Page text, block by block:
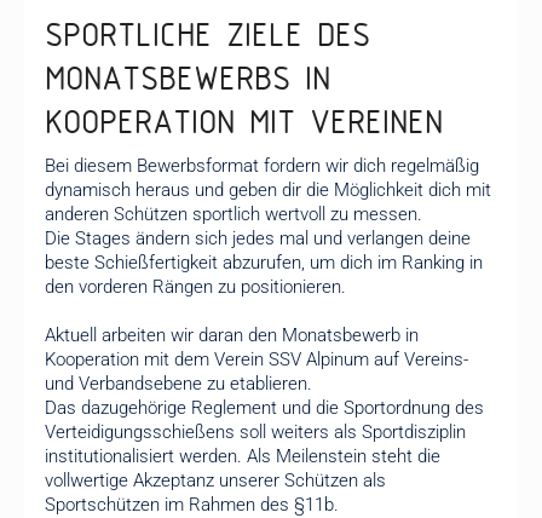
SPORTLICHE ZIELE DES
MONATSBEWERBS IN
KOOPERATION MIT VEREINEN
Bei diesem Bewerbsformat fordern wir dich regelmäßig
dynamisch heraus und geben dir die Möglichkeit dich mit
anderen Schützen sportlich wertvoll zu messen.
Die Stages ändern sich jedes mal und verlangen deine
beste Schießfertigkeit abzurufen, um dich im Ranking in
den vorderen Rängen zu positionieren.
Aktuell arbeiten wir daran den Monatsbewerb in
Kooperation mit dem Verein SSV Alpinum auf Vereins-
und Verbandsebene zu etablieren.
Das dazugehörige Reglement und die Sportordnung des
Verteidigungsschießens soll weiters als Sportdisziplin
institutionalisiert werden. Als Meilenstein steht die
vollwertige Akzeptanz unserer Schützen als
Sportschützen im Rahmen des §11b.